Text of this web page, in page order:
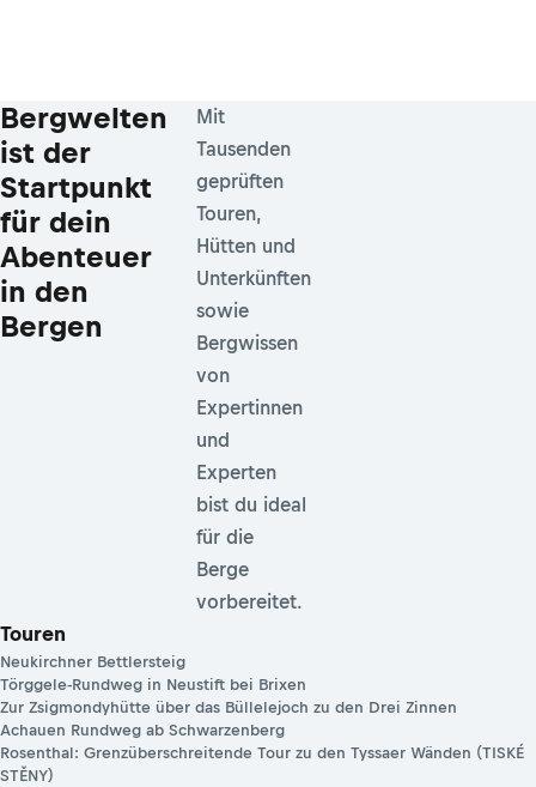
Bergwelten
ist der
Startpunkt
für dein
Abenteuer
in den
Bergen
Mit
Tausenden
geprüften
Touren,
Hütten und
Unterkünften
sowie
Bergwissen
von
Expertinnen
und
Experten
bist du ideal
für die
Berge
vorbereitet.
Touren
Neukirchner Bettlersteig
Törggele-Rundweg in Neustift bei Brixen
Zur Zsigmondyhütte über das Büllelejoch zu den Drei Zinnen
Achauen Rundweg ab Schwarzenberg
Rosenthal: Grenzüberschreitende Tour zu den Tyssaer Wänden (TISKÉ
STĚNY)